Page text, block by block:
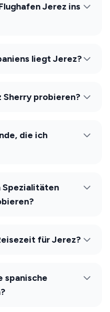
Jerez ins
liegt Jerez?
Sherry probieren?
die ich
Spezialitäten
für Jerez?
spanische